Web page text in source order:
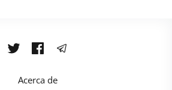
Acerca de